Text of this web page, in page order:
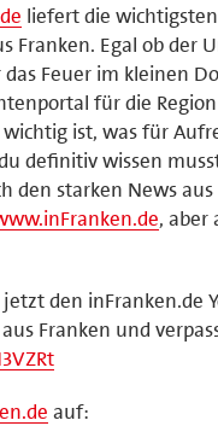
liefert die
Franken. Egal ob der
Feuer im kleinen
für die
wichtig ist, was für
definitiv wissen
den starken News
, aber
jetzt den inFranken.de
Franken und
auf: